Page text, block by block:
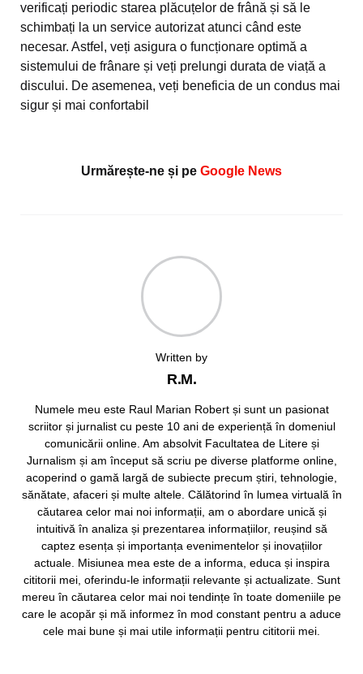
verificați periodic starea plăcuțelor de frână și să le
schimbați la un service autorizat atunci când este
necesar. Astfel, veți asigura o funcționare optimă a
sistemului de frânare și veți prelungi durata de viață a
discului. De asemenea, veți beneficia de un condus mai
sigur și mai confortabil
Urmărește-ne și pe Google News
Written by
R.M.
Numele meu este Raul Marian Robert și sunt un pasionat
scriitor și jurnalist cu peste 10 ani de experiență în domeniul
comunicării online. Am absolvit Facultatea de Litere și
Jurnalism și am început să scriu pe diverse platforme online,
acoperind o gamă largă de subiecte precum știri, tehnologie,
sănătate, afaceri și multe altele. Călătorind în lumea virtuală în
căutarea celor mai noi informații, am o abordare unică și
intuitivă în analiza și prezentarea informațiilor, reușind să
captez esența și importanța evenimentelor și inovațiilor
actuale. Misiunea mea este de a informa, educa și inspira
cititorii mei, oferindu-le informații relevante și actualizate. Sunt
mereu în căutarea celor mai noi tendințe în toate domeniile pe
care le acopăr și mă informez în mod constant pentru a aduce
cele mai bune și mai utile informații pentru cititorii mei.